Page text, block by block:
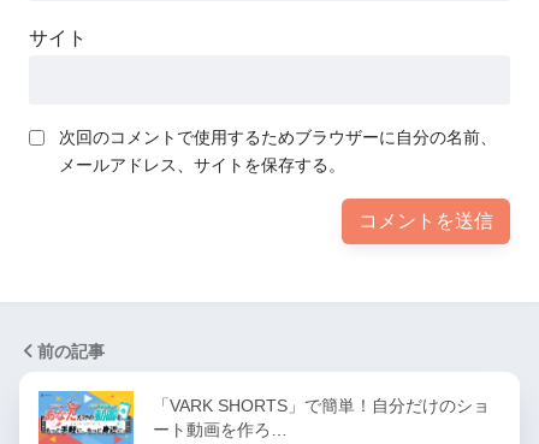
サイト
次回のコメントで使用するためブラウザーに自分の名前、
メールアドレス、サイトを保存する。
前の記事
「VARK SHORTS」で簡単！自分だけのショ
ート動画を作ろ…